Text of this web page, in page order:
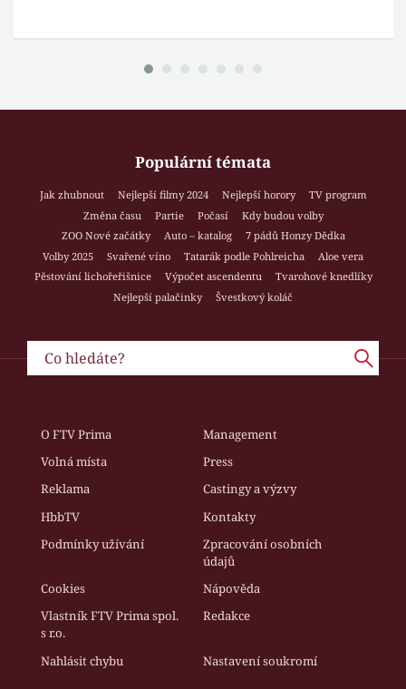
Populární témata
Jak zhubnout Nejlepší filmy 2024 Nejlepší horory
TV program
Změna času
Partie Počasí
Kdy budou volby
ZOO Nové začátky
Auto – katalog
7 pádů Honzy Dědka
Volby 2025
Svařené víno Tatarák podle Pohlreicha
Aloe vera
Pěstování lichořeřišnice
Výpočet ascendentu
Tvarohové knedlíky
Nejlepší palačinky
Švestkový koláč
O FTV Prima
Management
Volná místa
Press
Reklama
Castingy a výzvy
HbbTV
Kontakty
Podmínky užívání
Zpracování osobních
údajů
Cookies
Nápověda
Vlastník FTV Prima spol.
s r.o.
Redakce
Nahlásit chybu Nastavení soukromí